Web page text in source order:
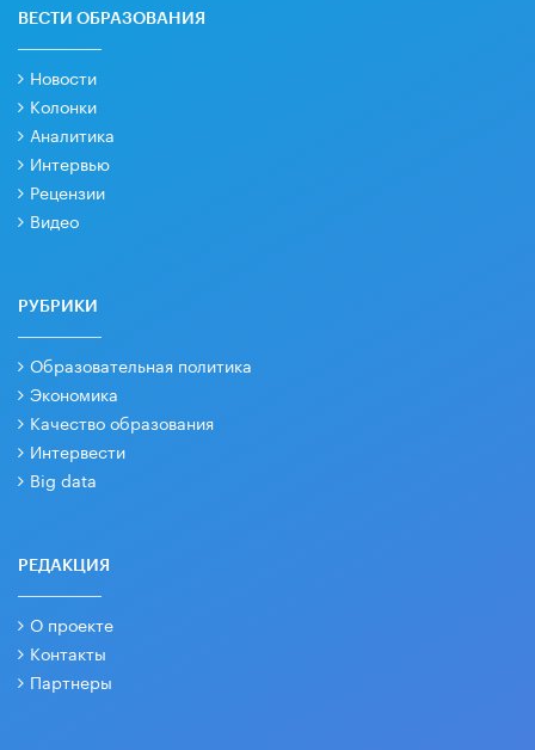
ВЕСТИ ОБРАЗОВАНИЯ
Новости
Колонки
Аналитика
Интервью
Рецензии
Видео
РУБРИКИ
Образовательная политика
Экономика
Качество образования
Интервести
Big data
РЕДАКЦИЯ
О проекте
Контакты
Партнеры